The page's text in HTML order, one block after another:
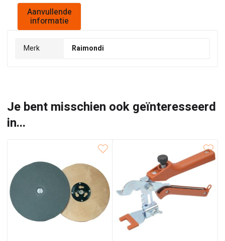
Aanvullende
informatie
Merk Raimondi
Je bent misschien ook geïnteresseerd
in...